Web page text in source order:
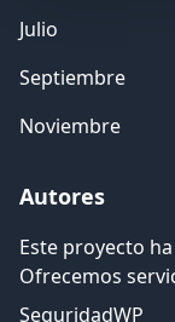
Julio
Septiembre
Noviembre
Autores
Este proyecto
Ofrecemos
SeguridadWP